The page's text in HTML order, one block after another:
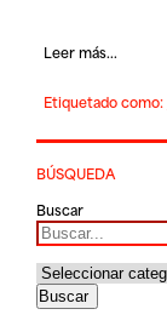
Leer más...
Etiquetado como:
BÚSQUEDA
Buscar